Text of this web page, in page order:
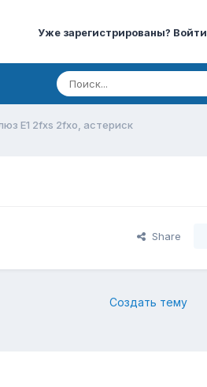
Уже зарегистрированы? Войти
E1 2fxs 2fxo, астериск
Share
Создать тему